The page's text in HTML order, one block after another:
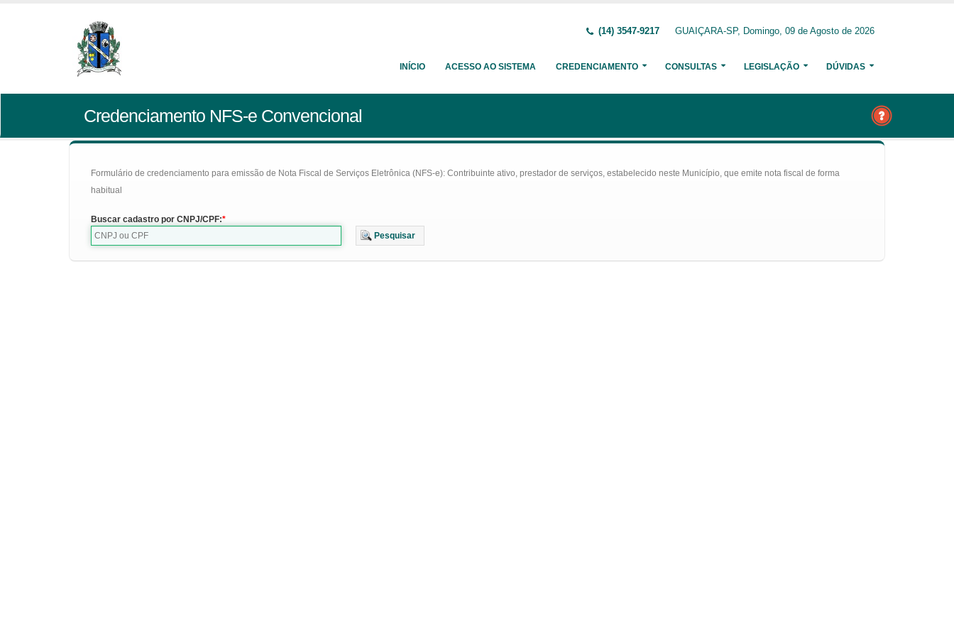
(14) 3547-9217 GUAIÇARA-SP, Domingo, 09 de Agosto de 2026
INÍCIO ACESSO AO SISTEMA CREDENCIAMENTO CONSULTAS LEGISLAÇÃO DÚVIDAS
Credenciamento NFS-e Convencional
Formulário de credenciamento para emissão de Nota Fiscal de Serviços Eletrônica (NFS-e): Contribuinte ativo, prestador de serviços, estabelecido neste Município, que emite nota fiscal de forma
habitual
Buscar cadastro por CNPJ/CPF:
Pesquisar